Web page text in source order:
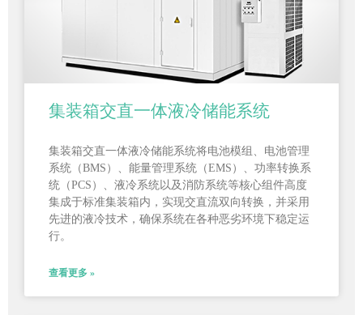
集装箱交直一体液冷储能系统
集装箱交直一体液冷储能系统将电池模组、电池管理
系统（BMS）、能量管理系统（EMS）、功率转换系
统（PCS）、液冷系统以及消防系统等核心组件高度
集成于标准集装箱内，实现交直流双向转换，并采用
先进的液冷技术，确保系统在各种恶劣环境下稳定运
行。
查看更多 »